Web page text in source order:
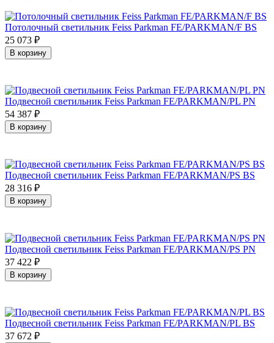
Потолочный светильник Feiss Parkman FE/PARKMAN/F BS
25 073 ₽
В корзину
Подвесной светильник Feiss Parkman FE/PARKMAN/PL PN
54 387 ₽
В корзину
Подвесной светильник Feiss Parkman FE/PARKMAN/PS BS
28 316 ₽
В корзину
Подвесной светильник Feiss Parkman FE/PARKMAN/PS PN
37 422 ₽
В корзину
Подвесной светильник Feiss Parkman FE/PARKMAN/PL BS
37 672 ₽